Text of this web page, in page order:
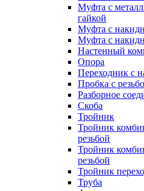
Муфта с
гайкой
Муфта с
Муфта с
Настенный
Опора
Переходник с
Пробка с
Разборное
Скоба
Тройник
Тройник
резьбой
Тройник
резьбой
Тройник
Труба